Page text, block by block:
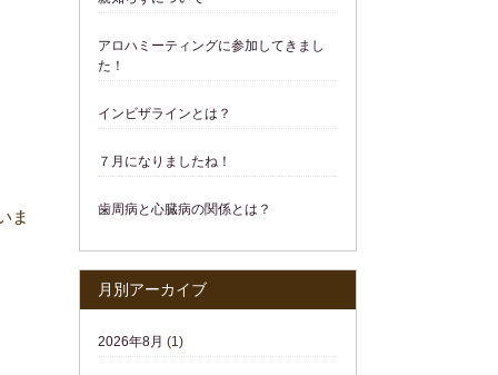
ま
アロハミーティングに参加してきまし
た！
インビザラインとは？
７月になりましたね！
歯周病と心臓病の関係とは？
月別アーカイブ
2026年8月 (1)